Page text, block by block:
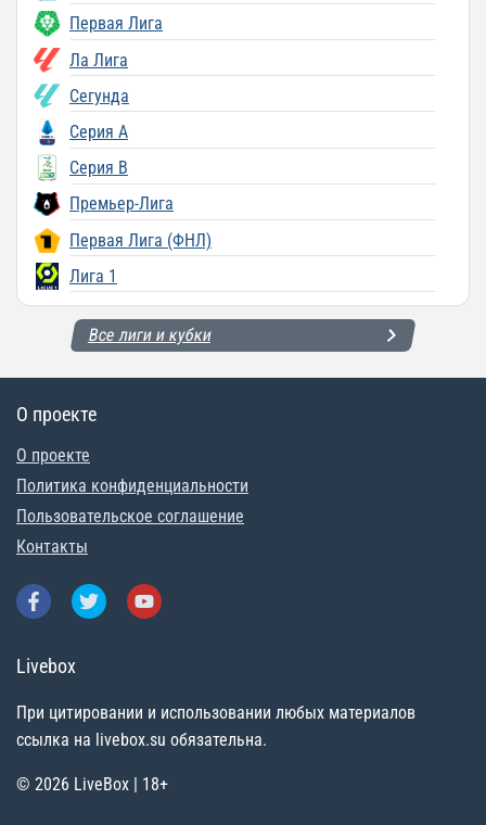
Первая Лига
Ла Лига
Сегунда
Серия A
Серия B
Премьер-Лига
Первая Лига (ФНЛ)
Лига 1
Все лиги и кубки
О проекте
О проекте
Политика конфиденциальности
Пользовательское соглашение
Контакты
Livebox
При цитировании и использовании любых материалов
ссылка на livebox.su обязательна.
© 2026 LiveBox | 18+